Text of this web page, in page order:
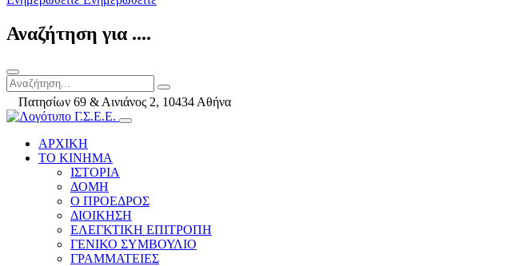
Αναζήτηση για ....
Πατησίων 69 & Αινιάνος 2, 10434 Αθήνα
ΑΡΧΙΚΗ
ΤΟ ΚΙΝΗΜΑ
ΙΣΤΟΡΙΑ
ΔΟΜΗ
Ο ΠΡΟΕΔΡΟΣ
ΔΙΟΙΚΗΣΗ
ΕΛΕΓΚΤΙΚΗ ΕΠΙΤΡΟΠΗ
ΓΕΝΙΚΟ ΣΥΜΒΟΥΛΙΟ
ΓΡΑΜΜΑΤΕΙΕΣ